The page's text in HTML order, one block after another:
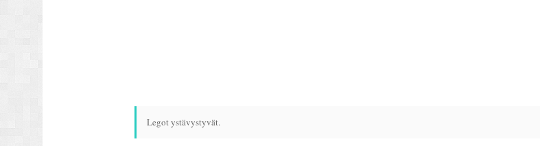
Legot ystävystyvät.